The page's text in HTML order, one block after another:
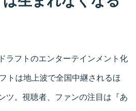
ラフトのエンターテインメント化
トは地上波で全国中継されるほ
ツ。視聴者、ファンの注目は『あ